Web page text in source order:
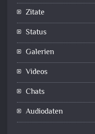
Zitate
Status
Galerien
Videos
Chats
Audiodaten